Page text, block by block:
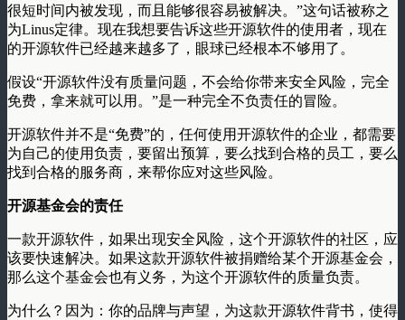
很短时间内被发现，而且能够很容易被解决。”这句话被称之
为Linus定律。现在我想要告诉这些开源软件的使用者，现在
的开源软件已经越来越多了，眼球已经根本不够用了。
假设“开源软件没有质量问题，不会给你带来安全风险，完全
免费，拿来就可以用。”是一种完全不负责任的冒险。
开源软件并不是“免费”的，任何使用开源软件的企业，都需要
为自己的使用负责，要留出预算，要么找到合格的员工，要么
找到合格的服务商，来帮你应对这些风险。
开源基金会的责任
一款开源软件，如果出现安全风险，这个开源软件的社区，应
该要快速解决。如果这款开源软件被捐赠给某个开源基金会，
那么这个基金会也有义务，为这个开源软件的质量负责。
为什么？因为：你的品牌与声望，为这款开源软件背书，使得